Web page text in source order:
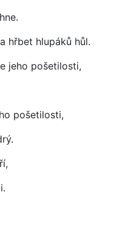
hřbet hlupáků hůl.
jeho pošetilosti,
pošetilosti,